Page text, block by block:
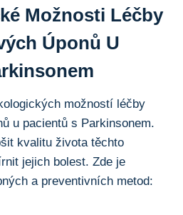
Možnosti Léčby
Úponů U
⁢možností léčby
u pacientů ⁣s⁣ Parkinsonem.
kvalitu ‍života⁢ těchto
jejich bolest. Zde ⁤je
⁣a⁢ preventivních⁤ metod: